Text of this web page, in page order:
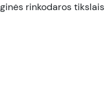
rinkodaros tikslais